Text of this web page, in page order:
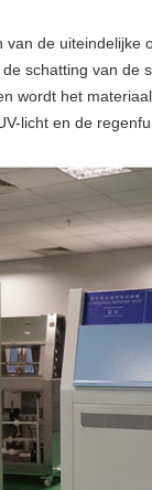
de
schatting van de
wordt het
licht en de